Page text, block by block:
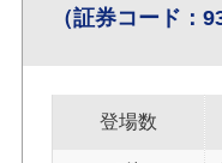
（証券コード：
登場数